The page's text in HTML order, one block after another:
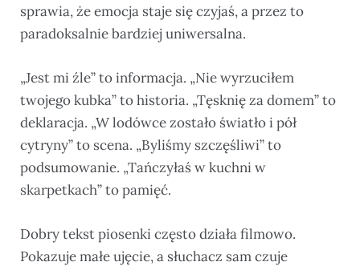
sprawia, że emocja staje się czyjaś, a przez to
paradoksalnie bardziej uniwersalna.
„Jest mi źle” to informacja. „Nie wyrzuciłem
twojego kubka” to historia. „Tęsknię za domem” to
deklaracja. „W lodówce zostało światło i pół
cytryny” to scena. „Byliśmy szczęśliwi” to
podsumowanie. „Tańczyłaś w kuchni w
skarpetkach” to pamięć.
Dobry tekst piosenki często działa filmowo.
Pokazuje małe ujęcie, a słuchacz sam czuje